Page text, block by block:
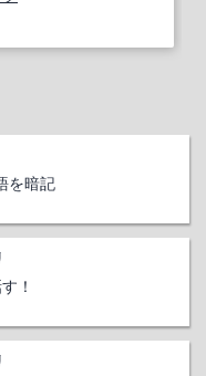
を暗記
！